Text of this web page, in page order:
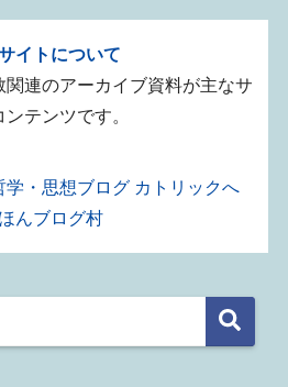
イトについて
連のアーカイブ資料が主なサ
ンテンツです。
んブログ村